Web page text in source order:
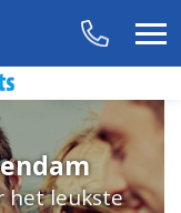
het leukste